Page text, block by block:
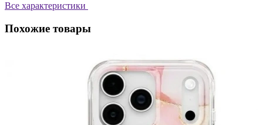
Все характеристики
Похожие товары